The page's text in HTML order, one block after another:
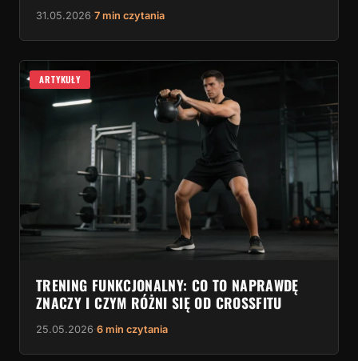
31.05.2026 7 min czytania
ARTYKUŁY
TRENING FUNKCJONALNY: CO TO NAPRAWDĘ
ZNACZY I CZYM RÓŻNI SIĘ OD CROSSFITU
25.05.2026 6 min czytania